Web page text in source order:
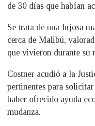
de 30 días que habían
Se trata de una lujosa
cerca de Malibú,
que vivieron durante su
Costner acudió a la
pertinentes para
haber ofrecido ayuda
mudanza.